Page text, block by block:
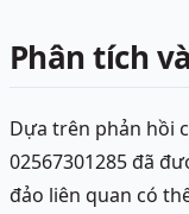
Phân tích
Dựa trên phản hồi
02567301285 đã
đảo liên quan có